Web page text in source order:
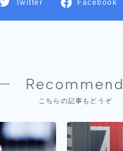
Twitter Facebook
Recommend
こちらの記事もどうぞ